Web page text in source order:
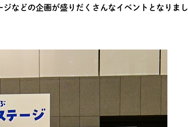
などの企画が盛りだくさんなイベントとなりまし